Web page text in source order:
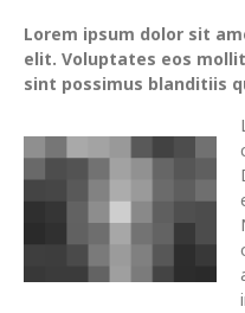
Lorem ipsum dolor sit
elit. Voluptates eos
sint possimus blanditiis